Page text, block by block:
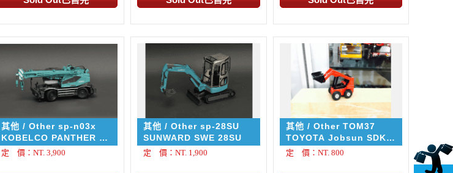
其他 / Other sp-n03x
KOBELCO PANTHER -
X250
定 價：NT. 3,900
其他 / Other sp-28SU
SUNWARD SWE 28SU
定 價：NT. 1,900
其他 / Other TOM37
TOYOTA Jobsun SDK8
Skid Steer Loader
定 價：NT. 800